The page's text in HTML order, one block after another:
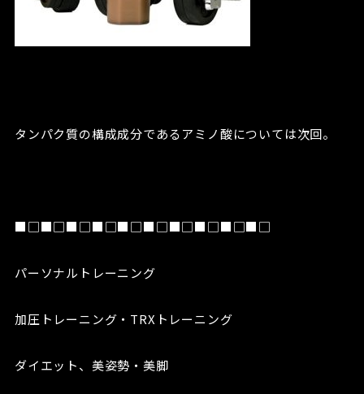
タンパク質の構成成分であるアミノ酸については次回。
■□■□■□■□■□■□■□■□■□■□
パーソナルトレーニング
加圧トレーニング・TRXトレーニング
ダイエット、美姿勢・美脚